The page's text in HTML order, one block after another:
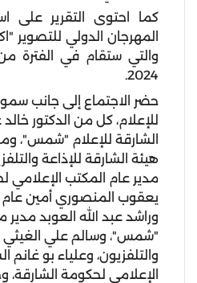
كما احتوى التقرير على
المهرجان الدولي للتصوير
2024.
حضر الاجتماع إلى جانب
للإعلام، كل من الدكتور
الشارقة للإعلام "شمس"،
هيئة الشارقة للإذاعة
مدير عام المكتب الإعلامي
يعقوب المنصوري أمين عام
وراشد عبد الله العوبد مدير
"شمس"، وسالم علي الغيثي
والتلفزيون، وعلياء بو
الإعلامي لحكومة